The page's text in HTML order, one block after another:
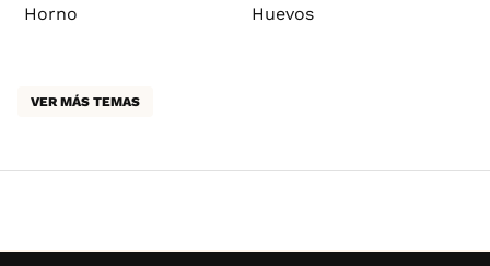
Horno Huevos
VER MÁS TEMAS